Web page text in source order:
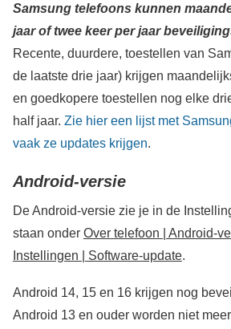
Samsung telefoons kunnen
jaar of twee keer per jaar
Recente, duurdere, toestellen van
de laatste drie jaar) krijgen
en goedkopere toestellen nog elke
half jaar. Zie hier een lijst met
vaak ze updates krijgen.
Android-versie
De Android-versie zie je in de
staan onder Over telefoon | Android-
Instellingen | Software-update.
Android 14, 15 en 16 krijgen nog
Android 13 en ouder worden niet